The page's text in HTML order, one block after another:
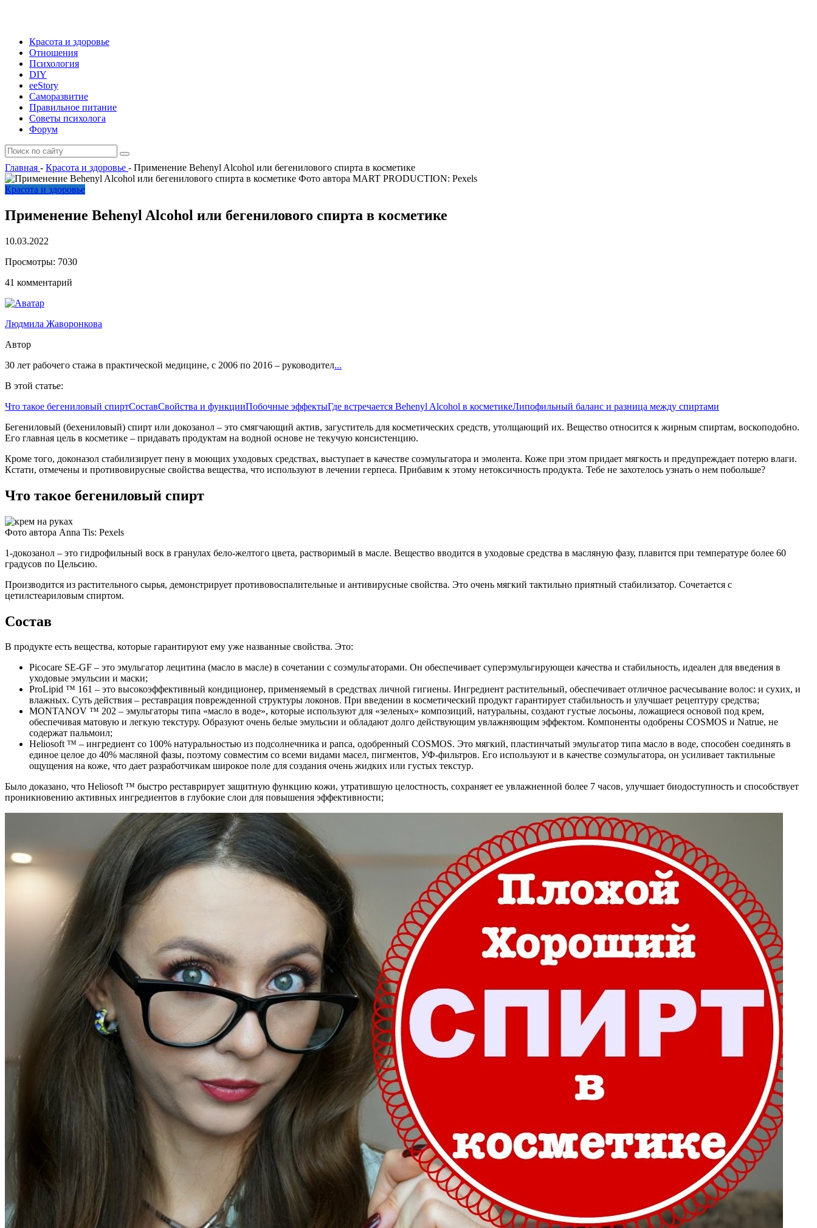
Красота и здоровье
Отношения
Психология
DIY
ееStory
Саморазвитие
Правильное питание
Советы психолога
Форум
Главная - Красота и здоровье - Применение Behenyl Alcohol или бегенилового спирта в косметике
Фото автора MART PRODUCTION: Pexels
Красота и здоровье
Применение Behenyl Alcohol или бегенилового спирта в косметике
10.03.2022
Просмотры: 7030
41 комментарий
Людмила Жаворонкова
Автор
30 лет рабочего стажа в практической медицине, с 2006 по 2016 – руководител...
В этой статье:
Что такое бегениловый спиртСоставСвойства и функцииПобочные эффектыГде встречается Behenyl Alcohol в косметикеЛипофильный баланс и разница между спиртами
Бегениловый (бехениловый) спирт или докозанол – это смягчающий актив, загуститель для косметических средств, утолщающий их. Вещество относится к жирным спиртам, воскоподобно.
Его главная цель в косметике – придавать продуктам на водной основе не текучую консистенцию.
Кроме того, доконазол стабилизирует пену в моющих уходовых средствах, выступает в качестве соэмульгатора и эмолента. Коже при этом придает мягкость и предупреждает потерю влаги.
Кстати, отмечены и противовирусные свойства вещества, что используют в лечении герпеса. Прибавим к этому нетоксичность продукта. Тебе не захотелось узнать о нем побольше?
Что такое бегениловый спирт
Фото автора Anna Tis: Pexels
1-докозанол – это гидрофильный воск в гранулах бело-желтого цвета, растворимый в масле. Вещество вводится в уходовые средства в масляную фазу, плавится при температуре более 60
градусов по Цельсию.
Производится из растительного сырья, демонстрирует противовоспалительные и антивирусные свойства. Это очень мягкий тактильно приятный стабилизатор. Сочетается с
цетилстеариловым спиртом.
Состав
В продукте есть вещества, которые гарантируют ему уже названные свойства. Это:
Picocare SE-GF – это эмульгатор лецитина (масло в масле) в сочетании с соэмульгаторами. Он обеспечивает суперэмульгирующеи качества и стабильность, идеален для введения в
уходовые эмульсии и маски;
ProLipid ™ 161 – это высокоэффективный кондиционер, применяемый в средствах личной гигиены. Ингредиент растительный, обеспечивает отличное расчесывание волос: и сухих, и
влажных. Суть действия – реставрация поврежденной структуры локонов. При введении в косметический продукт гарантирует стабильность и улучшает рецептуру средства;
MONTANOV ™ 202 – эмульгаторы типа «масло в воде», которые используют для «зеленых» композиций, натуральны, создают густые лосьоны, ложащиеся основой под крем,
обеспечивая матовую и легкую текстуру. Образуют очень белые эмульсии и обладают долго действующим увлажняющим эффектом. Компоненты одобрены COSMOS и Natrue, не
содержат пальмоил;
Heliosoft ™ – ингредиент со 100% натуральностью из подсолнечника и рапса, одобренный COSMOS. Это мягкий, пластинчатый эмульгатор типа масло в воде, способен соединять в
единое целое до 40% масляной фазы, поэтому совместим со всеми видами масел, пигментов, УФ-фильтров. Его используют и в качестве соэмульгатора, он усиливает тактильные
ощущения на коже, что дает разработчикам широкое поле для создания очень жидких или густых текстур.
Было доказано, что Heliosoft ™ быстро реставрирует защитную функцию кожи, утратившую целостность, сохраняет ее увлажненной более 7 часов, улучшает биодоступность и способствует
проникновению активных ингредиентов в глубокие слои для повышения эффективности;